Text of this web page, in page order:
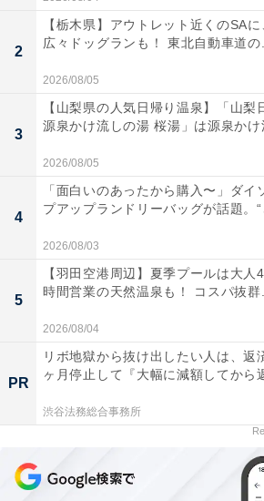
2
【栃木県】アウトレット近くのSA
広々ドッグランも！ 東北自動車道の
2026/08/05
3
【山梨県の人気日帰り温泉】「山梨
源泉かけ流しの湯 桜湯」は源泉かけ
2026/08/05
4
「面白いのあったから購入〜」ダイ
プアップランドリーバッグが話題。
2026/08/03
5
【羽田空港周辺】夏季プールは大人
時間営業の天然温泉も！ コスパ抜群
2026/08/04
PR
リボ地獄から抜け出したい人は、返
ヶ月停止して『大幅に減額してから
渋谷法務総合事務所